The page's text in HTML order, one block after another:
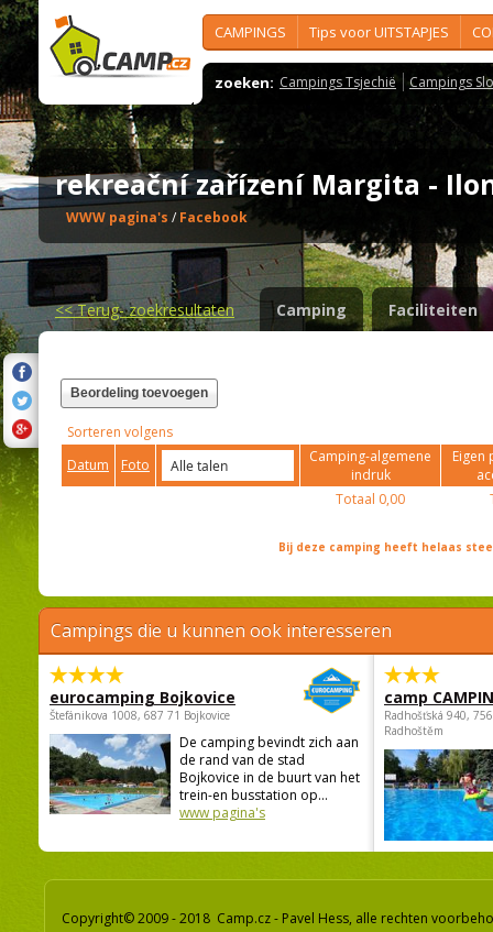
CAMPINGS Tips voor UITSTAPJES
zoeken: Campings Tsjechië Campings
rekreační zařízení Margita -
WWW pagina's / Facebook
<<Terug- zoekresultaten Camping Faciliteiten
Beordeling toevoegen
Sorteren volgens
Datum
Foto
Camping-algemene
indruk
Eigen
Totaal 0,00
Bij deze camping heeft helaas
Campings die u kunnen ook interesseren
eurocamping Bojkovice
Štefánikova 1008, 687 71 Bojkovice
De camping bevindt zich aan
de rand van de stad
Bojkovice in de buurt van het
trein-en busstation op...
www pagina's
camp
Radhošťská 940,
Radhoštěm
Copyright© 2009 - 2018 Camp.cz - Pavel Hess, alle rechten